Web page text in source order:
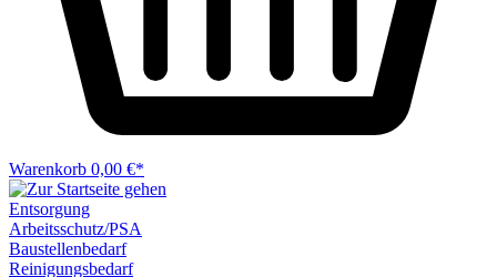
Warenkorb 0,00 €*
Entsorgung
Arbeitsschutz/PSA
Baustellenbedarf
Reinigungsbedarf